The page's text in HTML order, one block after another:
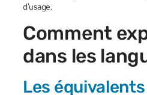
d'usage.
Comment
dans les
Les